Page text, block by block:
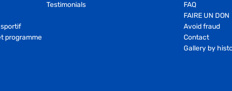
programme
Testimonials
FAQ
FAIRE UN DON
Avoid fraud
Contact
Gallery by